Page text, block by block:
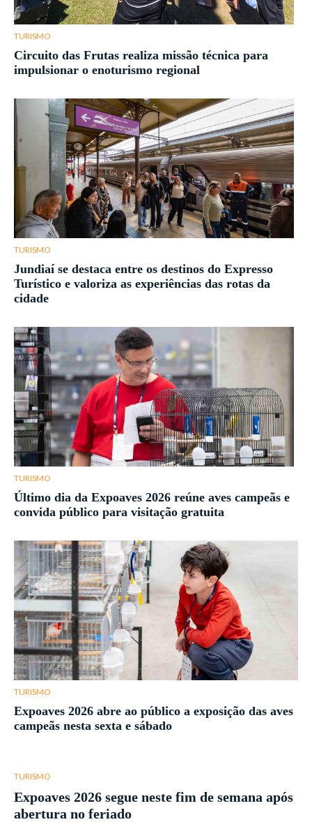
TURISMO
Circuito das Frutas realiza missão técnica para
impulsionar o enoturismo regional
TURISMO
Jundiaí se destaca entre os destinos do Expresso
Turístico e valoriza as experiências das rotas da
cidade
TURISMO
Último dia da Expoaves 2026 reúne aves campeãs e
convida público para visitação gratuita
TURISMO
Expoaves 2026 abre ao público a exposição das aves
campeãs nesta sexta e sábado
TURISMO
Expoaves 2026 segue neste fim de semana após
abertura no feriado